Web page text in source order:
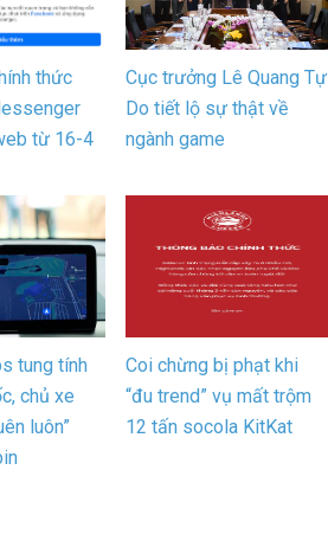
thức
từ 16-4
Cục trưởng Lê Quang Tự
Do tiết lộ sự thật về
ngành game
tung tính
chủ xe
luôn”
Coi chừng bị phạt khi
“đu trend” vụ mất trộm
12 tấn socola KitKat